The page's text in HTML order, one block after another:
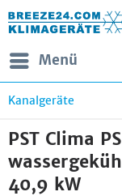
Menü
Kanalgeräte
PST Clima
40,9 kW